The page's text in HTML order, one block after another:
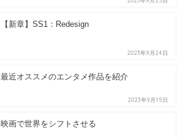
【新章】SS1：Redesign
2023年9月24日
最近オススメのエンタメ作品を紹介
2023年9月15日
映画で世界をシフトさせる